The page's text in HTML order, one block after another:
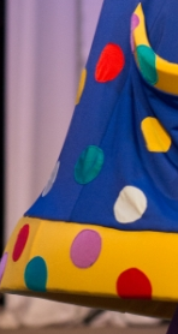
Финал
цирковых
Участники
Образцовый
Протягайловка, г.
Народный
досуговый центр
культуры
Олег Степанович